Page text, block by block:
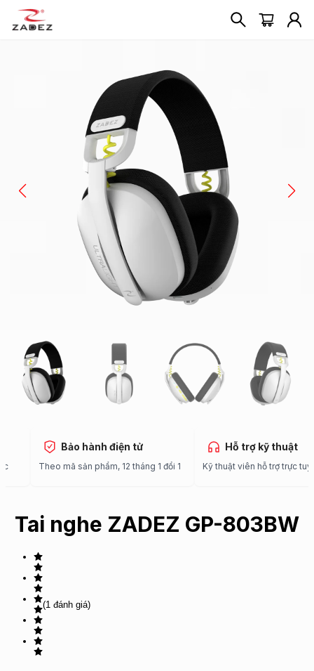
quốc
Bảo hành điện tử
Theo mã sản phẩm, 12 tháng 1 đổi 1
Hỗ trợ kỹ
Kỹ thuật viên hỗ trợ
Tai nghe ZADEZ GP-803BW
(1 đánh giá)